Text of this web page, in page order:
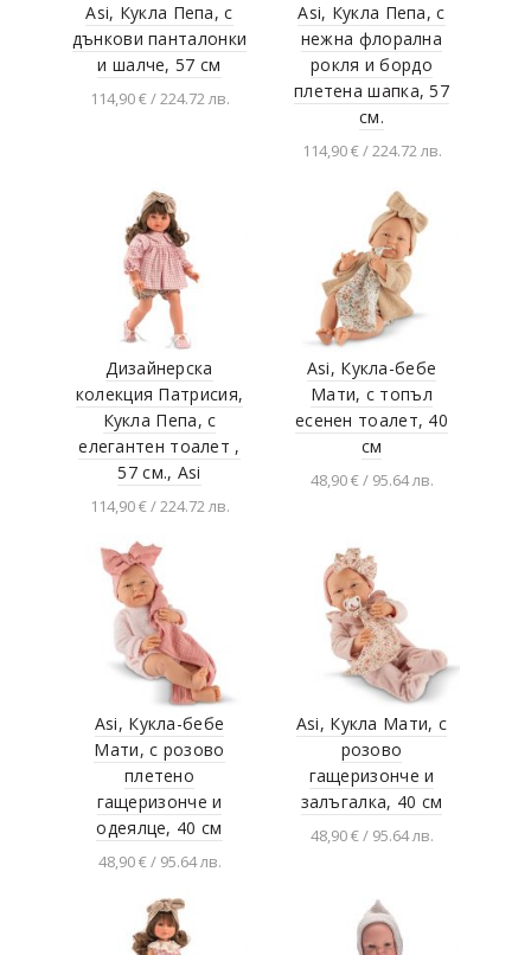
Asi, Кукла Пепа, с
дънкови панталонки
и шалче, 57 см
114,90 € / 224.72 лв.
Asi, Кукла Пепа, с
нежна флорална
рокля и бордо
плетена шапка, 57
см.
114,90 € / 224.72 лв.
Добавяне в
количката
Дизайнерска
колекция Патрисия,
Кукла Пепа, с
елегантен тоалет ,
57 см., Asi
114,90 € / 224.72 лв.
Добавяне в
количката
Asi, Кукла-бебе
Мати, с топъл
есенен тоалет, 40
см
48,90 € / 95.64 лв.
Asi, Кукла-бебе
Мати, с розово
плетено
гащеризонче и
одеялце, 40 см
48,90 € / 95.64 лв.
Добавяне в
количката
Asi, Кукла Мати, с
розово
гащеризонче и
залъгалка, 40 см
48,90 € / 95.64 лв.